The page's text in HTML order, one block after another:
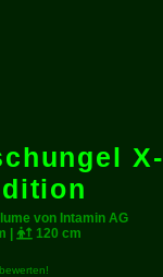
X-
von Intamin AG
|
120 cm